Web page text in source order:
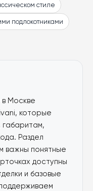
стиле
подлокотниками
в Москве
которые
габаритам,
Раздел
важны понятные
доступны
и базовые